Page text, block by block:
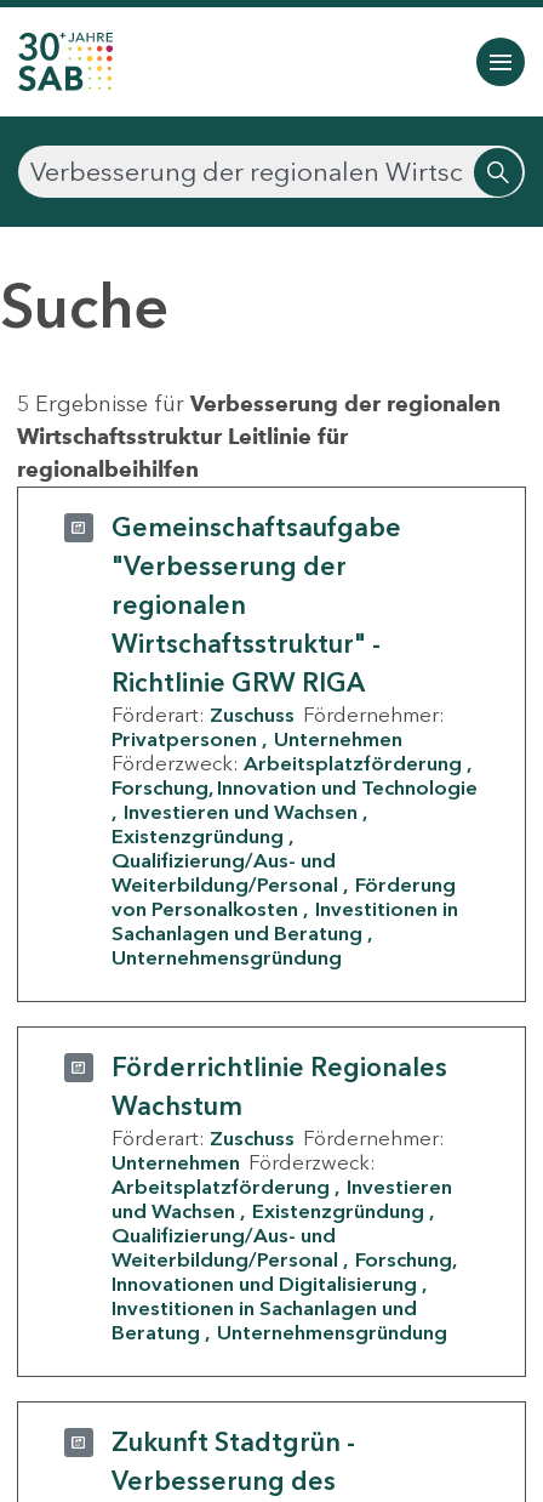
Suche
5 Ergebnisse für Verbesserung der regionalen
Wirtschaftsstruktur Leitlinie für
regionalbeihilfen
Gemeinschaftsaufgabe
"Verbesserung der
regionalen
Wirtschaftsstruktur" -
Richtlinie GRW RIGA
Förderart: Zuschuss Fördernehmer:
Privatpersonen
Unternehmen
Förderzweck: Arbeitsplatzförderung
Forschung, Innovation und Technologie
Investieren und Wachsen
Existenzgründung
Qualifizierung/Aus- und
Weiterbildung/Personal
Förderung
von Personalkosten
Investitionen in
Sachanlagen und Beratung
Unternehmensgründung
Förderrichtlinie Regionales
Wachstum
Förderart: Zuschuss Fördernehmer:
Unternehmen Förderzweck:
Arbeitsplatzförderung
Investieren
und Wachsen
Existenzgründung
Qualifizierung/Aus- und
Weiterbildung/Personal
Forschung,
Innovationen und Digitalisierung
Investitionen in Sachanlagen und
Beratung
Unternehmensgründung
Zukunft Stadtgrün -
Verbesserung des